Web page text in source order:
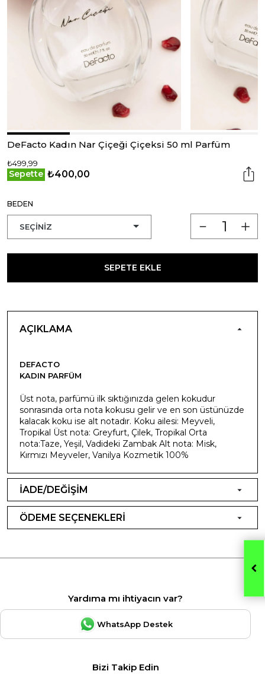
DeFacto Kadın Nar Çiçeği Çiçeksi 50 ml Parfüm
₺499,99
Sepette ₺400,00
BEDEN
SEPETE EKLE
AÇIKLAMA
DEFACTO
KADIN PARFÜM
Üst nota, parfümü ilk sıktığınızda gelen kokudur
sonrasında orta nota kokusu gelir ve en son üstünüzde
kalacak koku ise alt notadır. Koku ailesi: Meyveli,
Tropikal Üst nota: Greyfurt, Çilek, Tropikal Orta
nota:Taze, Yeşil, Vadideki Zambak Alt nota: Misk,
Kırmızı Meyveler, Vanilya Kozmetik 100%
İADE/DEĞİŞİM
ÖDEME SEÇENEKLERİ
Yardıma mı ihtiyacın var?
WhatsApp Destek
Bizi Takip Edin